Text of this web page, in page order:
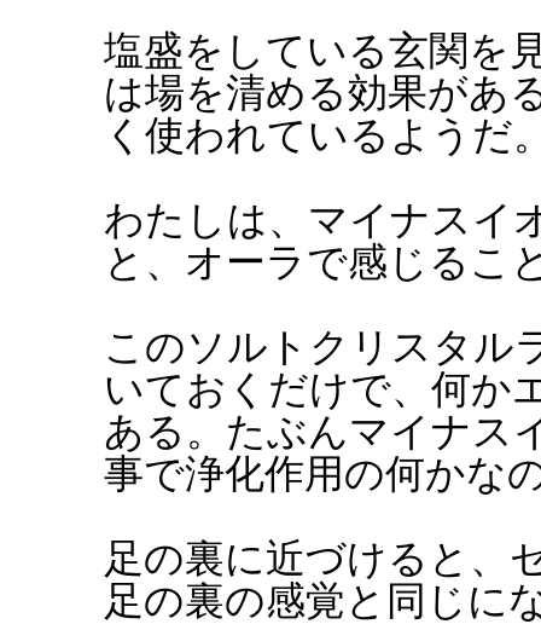
塩盛をしている玄関を
は場を清める効果があ
く使われているようだ
わたしは、マイナスイ
と、オーラで感じるこ
このソルトクリスタル
いておくだけで、何か
ある。たぶんマイナス
事で浄化作用の何かな
足の裏に近づけると、
足の裏の感覚と同じに